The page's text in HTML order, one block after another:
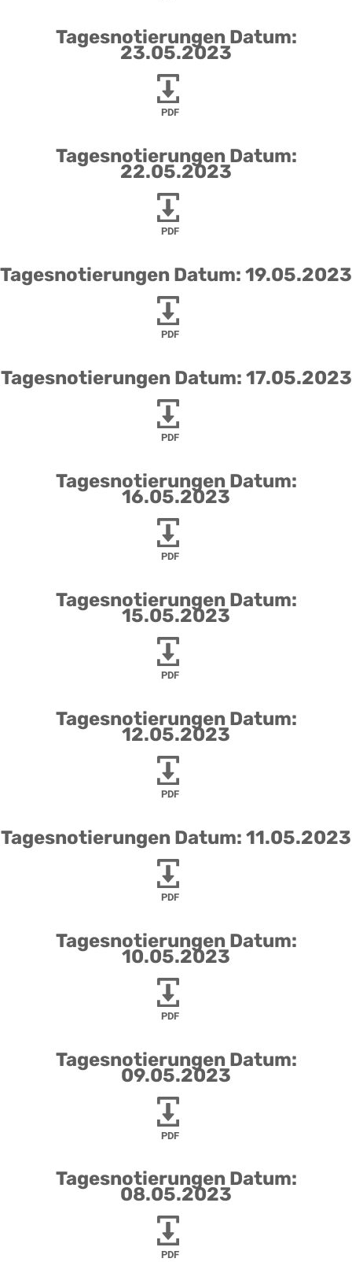
Tagesnotierungen Datum:
23.05.2023
PDF
Tagesnotierungen Datum:
22.05.2023
PDF
Tagesnotierungen Datum: 19.05.2023
PDF
Tagesnotierungen Datum: 17.05.2023
PDF
Tagesnotierungen Datum:
16.05.2023
PDF
Tagesnotierungen Datum:
15.05.2023
PDF
Tagesnotierungen Datum:
12.05.2023
PDF
Tagesnotierungen Datum: 11.05.2023
PDF
Tagesnotierungen Datum:
10.05.2023
PDF
Tagesnotierungen Datum:
09.05.2023
PDF
Tagesnotierungen Datum:
08.05.2023
PDF